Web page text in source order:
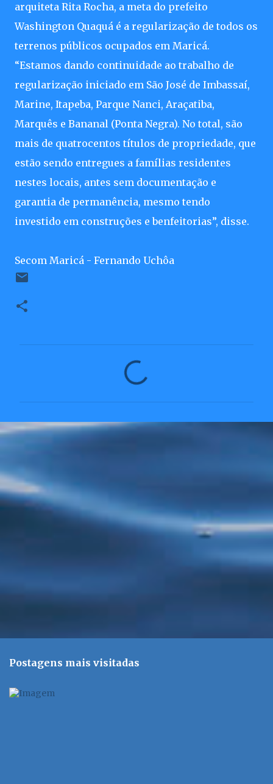
arquiteta Rita Rocha, a meta do prefeito
Washington Quaquá é a regularização de todos os
terrenos públicos ocupados em Maricá.
“Estamos dando continuidade ao trabalho de
regularização iniciado em São José de Imbassaí,
Marine, Itapeba, Parque Nanci, Araçatiba,
Marquês e Bananal (Ponta Negra). No total, são
mais de quatrocentos títulos de propriedade, que
estão sendo entregues a famílias residentes
nestes locais, antes sem documentação e
garantia de permanência, mesmo tendo
investido em construções e benfeitorias”, disse.
Secom Maricá - Fernando Uchôa
n
á
r
i
Postagens mais visitadas